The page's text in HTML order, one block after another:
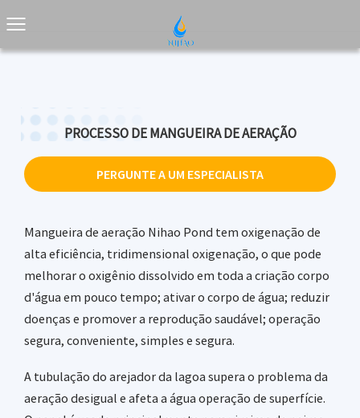
PROCESSO DE MANGUEIRA DE AERAÇÃO
PERGUNTE A UM ESPECIALISTA
Mangueira de aeração Nihao Pond tem oxigenação de
alta eficiência, tridimensional oxigenação, o que pode
melhorar o oxigênio dissolvido em toda a criação corpo
d'água em pouco tempo; ativar o corpo de água; reduzir
doenças e promover a reprodução saudável; operação
segura, conveniente, simples e segura.
A tubulação do arejador da lagoa supera o problema da
aeração desigual e afeta a água operação de superfície.